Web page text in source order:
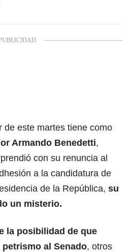
de este martes tiene como
Armando Benedetti,
con su renuncia al
a la candidatura de
de la República, su
un misterio.
la posibilidad de que
al Senado, otros